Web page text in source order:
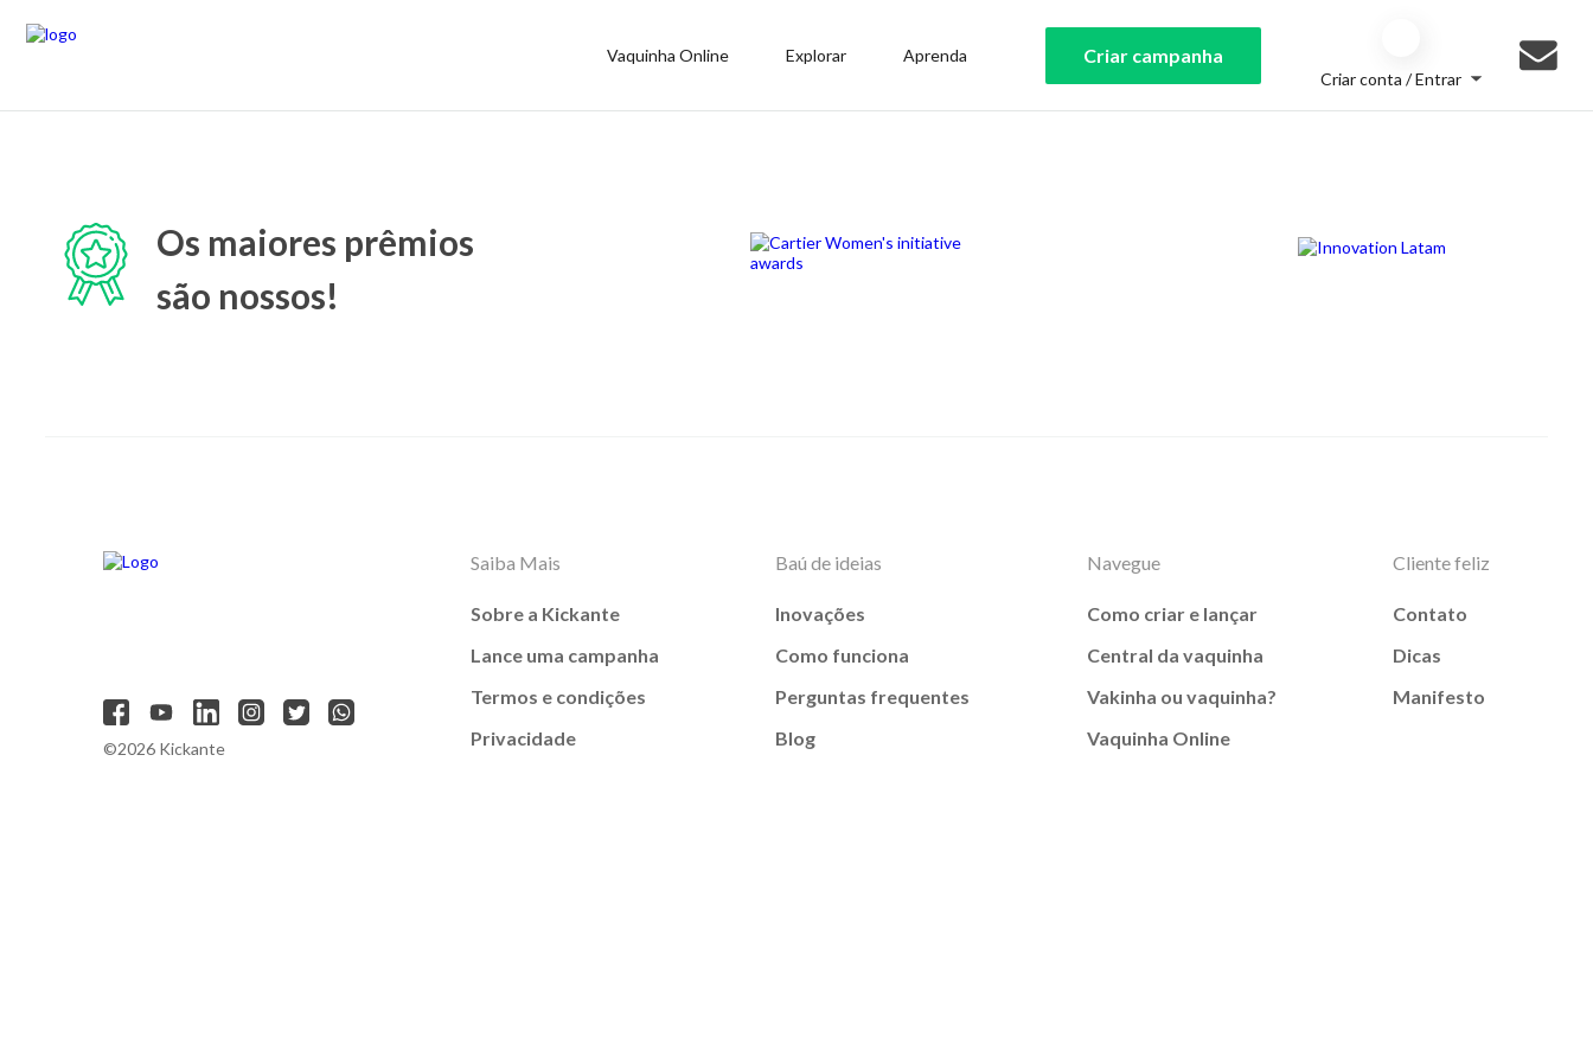
Vaquinha Online Explorar Aprenda Criar campanha
Criar conta / Entrar
Os maiores prêmios
são nossos!
©2026 Kickante
Saiba Mais
Sobre a Kickante
Lance uma campanha
Termos e condições
Privacidade
Baú de ideias
Inovações
Como funciona
Perguntas frequentes
Blog
Navegue
Como criar e lançar
Central da vaquinha
Vakinha ou vaquinha?
Vaquinha Online
Cliente feliz
Contato
Dicas
Manifesto